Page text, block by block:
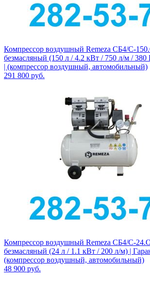
Компрессор воздушный Remeza СБ4/С-
безмасляный (150 л / 4.2 кВт / 750 л/м / 380
| (компрессор воздушный, автомобильный)
291 800 руб.
Компрессор воздушный Remeza СБ4/С-
безмасляный (24 л / 1.1 кВт / 200 л/м) |
(компрессор воздушный, автомобильный)
48 900 руб.